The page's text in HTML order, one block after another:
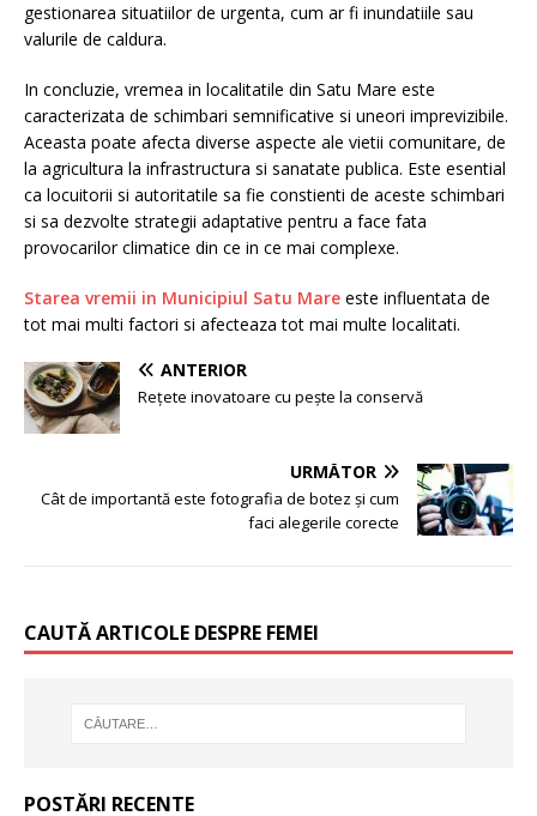
gestionarea situatiilor de urgenta, cum ar fi inundatiile sau
valurile de caldura.
In concluzie, vremea in localitatile din Satu Mare este
caracterizata de schimbari semnificative si uneori imprevizibile.
Aceasta poate afecta diverse aspecte ale vietii comunitare, de
la agricultura la infrastructura si sanatate publica. Este esential
ca locuitorii si autoritatile sa fie constienti de aceste schimbari
si sa dezvolte strategii adaptative pentru a face fata
provocarilor climatice din ce in ce mai complexe.
Starea vremii in Municipiul Satu Mare este influentata de
tot mai multi factori si afecteaza tot mai multe localitati.
ANTERIOR
Rețete inovatoare cu pește la conservă
URMĂTOR
Cât de importantă este fotografia de botez și cum
faci alegerile corecte
CAUTĂ ARTICOLE DESPRE FEMEI
POSTĂRI RECENTE